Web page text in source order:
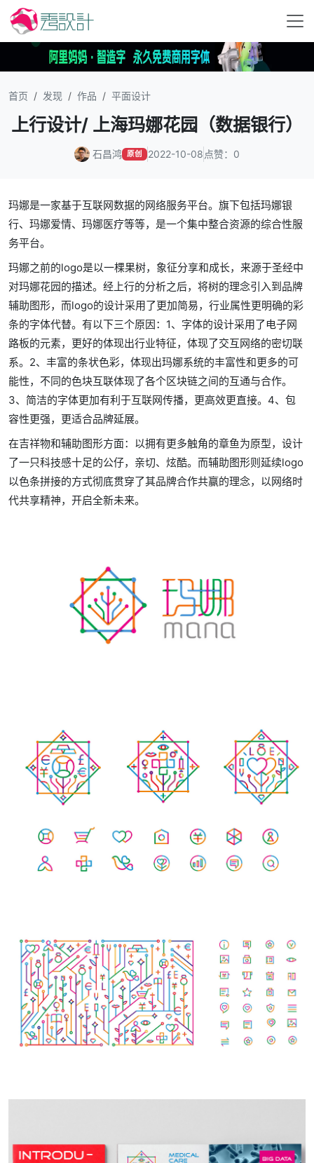
首页 发现 作品 平面设计
上行设计/ 上海玛娜花园（数据银行）
石昌鸿 原创 2022-10-08 点赞：0
玛娜是一家基于互联网数据的网络服务平台。旗下包括玛娜银
行、玛娜爱情、玛娜医疗等等，是一个集中整合资源的综合性服
务平台。
玛娜之前的logo是以一棵果树，象征分享和成长，来源于圣经中
对玛娜花园的描述。经上行的分析之后，将树的理念引入到品牌
辅助图形，而logo的设计采用了更加简易，行业属性更明确的彩
条的字体代替。有以下三个原因：1、字体的设计采用了电子网
路板的元素，更好的体现出行业特征，体现了交互网络的密切联
系。2、丰富的条状色彩，体现出玛娜系统的丰富性和更多的可
能性，不同的色块互联体现了各个区块链之间的互通与合作。
3、简洁的字体更加有利于互联网传播，更高效更直接。4、包
容性更强，更适合品牌延展。
在吉祥物和辅助图形方面：以拥有更多触角的章鱼为原型，设计
了一只科技感十足的公仔，亲切、炫酷。而辅助图形则延续logo
以色条拼接的方式彻底贯穿了其品牌合作共赢的理念，以网络时
代共享精神，开启全新未来。